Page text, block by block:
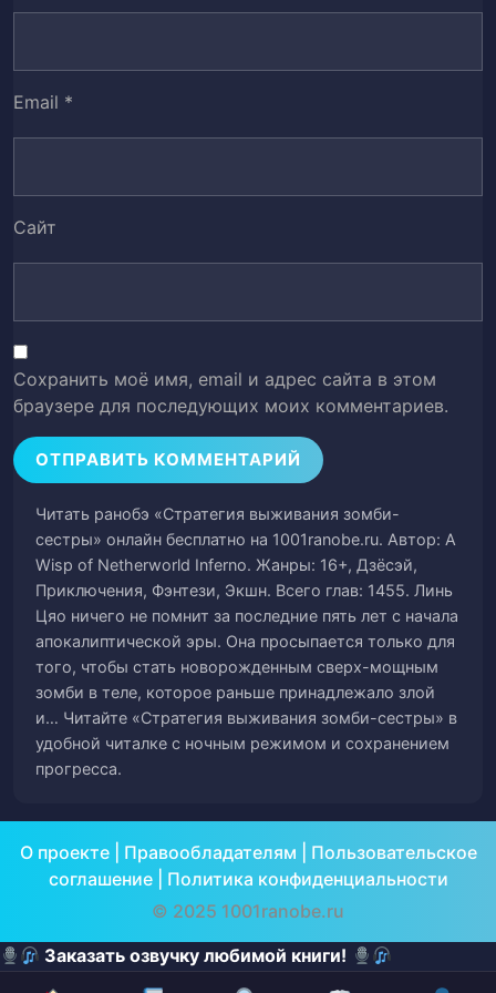
мира
55
58
Глава 57. Выйти из безнадежной
ситуации
Глава 58. Из-за следов от зубов
Глава 59. Подтвержденные новости
61 Глава 60. Бой с зомби 5 уровня
62 Глава 61. Интенсивный бой в лесу
63 Глава 62. Она совершила глупость
64
Глава 63. Странная ситуация, которая
произошла на дне озера
65 Глава 64. Восстановление тела (часть 1)
66 Глава 65. Успешно стать невидимой
67
города
Email *
Сайт
Сохранить моё имя, email и адрес сайта в этом
браузере для последующих моих комментариев.
Читать ранобэ «Cтратегия выживания зомби-
сестры» онлайн бесплатно на 1001ranobe.ru. Автор: A
Wisp of Netherworld Inferno. Жанры: 16+, Дзёсэй,
Приключения, Фэнтези, Экшн. Всего глав: 1455. Линь
Цяо ничего не помнит за последние пять лет с начала
апокалиптической эры. Она просыпается только для
того, чтобы стать новорожденным сверх-мощным
зомби в теле, которое раньше принадлежало злой
и… Читайте «Cтратегия выживания зомби-сестры» в
удобной читалке с ночным режимом и сохранением
прогресса.
О проекте| Правообладателям
Пользовательское
соглашение| Политика конфиденциальности
© 2025 1001ranobe.ru
Заказать озвучку любимой книги!